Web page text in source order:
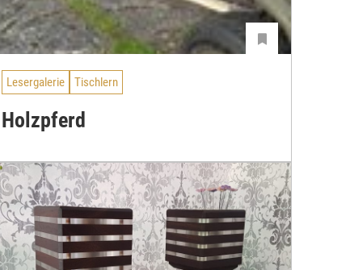
Lesergalerie Tischlern
Holzpferd